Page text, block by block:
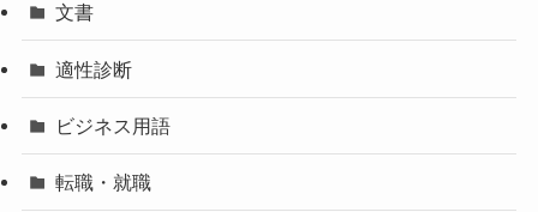
文書
適性診断
ビジネス用語
転職・就職